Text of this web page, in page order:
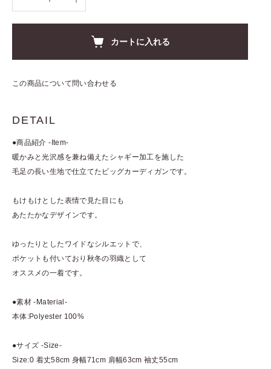
カートに入れる
この商品について問い合わせる
DETAIL
●商品紹介 -Item-
暖かみと光沢感を兼ね備えたシャギー加工を施した
毛足の長い生地で仕立てたビッグカーディガンです。
もけもけとした表情で見た目にも
あたたかなデザインです。
ゆったりとしたワイドなシルエットで、
ポケットも付いており秋冬の羽織として
オススメの一着です。
●素材 -Material-
本体:Polyester 100%
●サイズ -Size-
Size:0 着丈58cm 身幅71cm 肩幅63cm 袖丈55cm